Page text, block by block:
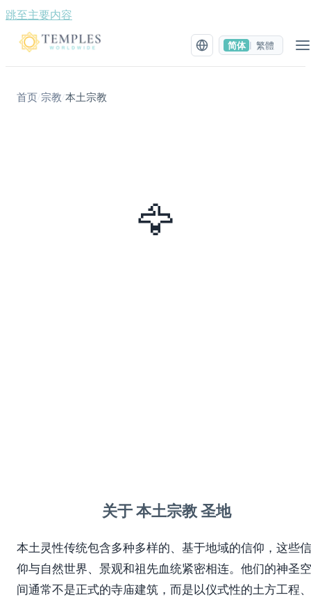
跳至主要内容
简体 繁體
首页/ 宗教 /本土宗教
🦅
关于 本土宗教 圣地
本土灵性传统包含多种多样的、基于地域的信仰，这些信
仰与自然世界、景观和祖先血统紧密相连。他们的神圣空
间通常不是正式的寺庙建筑，而是以仪式性的土方工程、